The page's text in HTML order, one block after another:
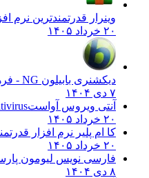
وینرار قدرتمندترین نرم افزار
دیکشنری بابیلون NG - فرهنگ لغت کامپیوتر
آنتی ویروس آواست Antivirus
کا ام پلیر نرم افزار قدرتمند
فارسی نویس لیومون پارسی